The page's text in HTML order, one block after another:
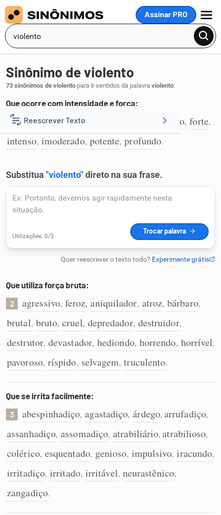
Assinar PRO
MENU
Reescrever Texto
Resumir Texto
Corrigir Texto
Detector de IA
Humanizador de IA
Cata-letras
Conexões
Caça-palavras
Dicionário
Sinônimos
Sinônimo de violento
73 sinônimos de violento para 6 sentidos da palavra violento:
Que ocorre com intensidade e força:
1 descontrolado,descomedido impetuoso, forte,
intenso, imoderado, potente, profundo.
Que utiliza força bruta:
2 agressivo, feroz, aniquilador, atroz, bárbaro,
brutal, bruto, cruel, depredador, destruidor,
destrutor, devastador, hediondo, horrendo, horrível,
pavoroso, ríspido, selvagem, truculento.
Que se irrita facilmente:
3 abespinhadiço, agastadiço, árdego, arrufadiço,
assanhadiço, assomadiço, atrabiliário,atrabilioso,
colérico, esquentado, genioso, impulsivo, iracundo,
irritadiço, irritado, irritável, neurastênico,
zangadiço.